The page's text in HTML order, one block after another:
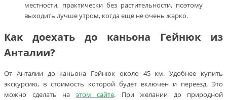
местности, практически без растительности, поэтому
выходить лучше утром, когда еще не очень жарко.
Как доехать до каньона Гейнюк из
Анталии?
От Анталии до каньона Гейнюк около 45 км. Удобнее купить
экскурсию, в стоимость которой будет включен и переезд. Это
можно сделать на этом сайте. При желании до природной